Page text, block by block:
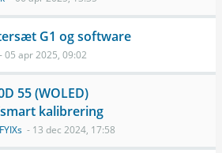
G1 og software
- 05 apr 2025, 09:02
55 (WOLED)
kalibrering
- 13 dec 2024, 17:58